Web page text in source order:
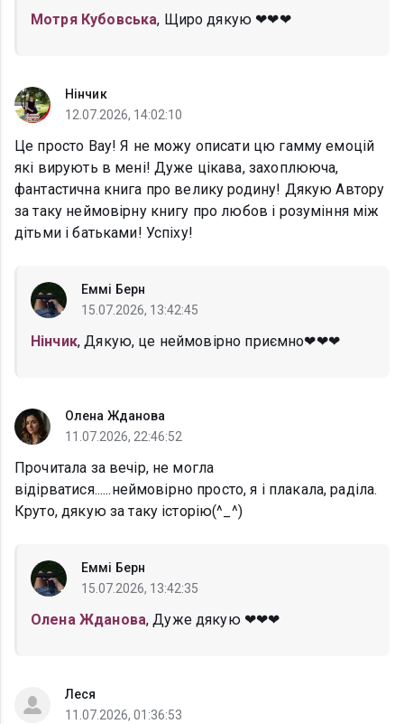
Мотря Кубовська, Щиро дякую ❤❤❤
Нінчик
12.07.2026, 14:02:10
Це просто Вау! Я не можу описати цю гамму емоцій
які вирують в мені! Дуже цікава, захоплююча,
фантастична книга про велику родину! Дякую Автору
за таку неймовірну книгу про любов і розуміння між
дітьми і батьками! Успіху!
Еммі Берн
15.07.2026, 13:42:45
Нінчик, Дякую, це неймовірно приємно❤❤❤
Олена Жданова
11.07.2026, 22:46:52
Прочитала за вечір, не могла
відірватися......неймовірно просто, я і плакала, раділа.
Круто, дякую за таку історію(^_^)
Еммі Берн
15.07.2026, 13:42:35
Олена Жданова, Дуже дякую ❤❤❤
Леся
11.07.2026, 01:36:53